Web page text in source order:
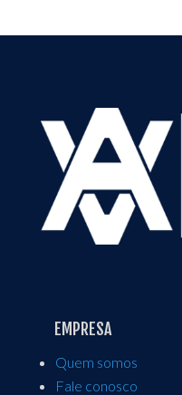
EMPRESA
Quem somos
Fale conosco